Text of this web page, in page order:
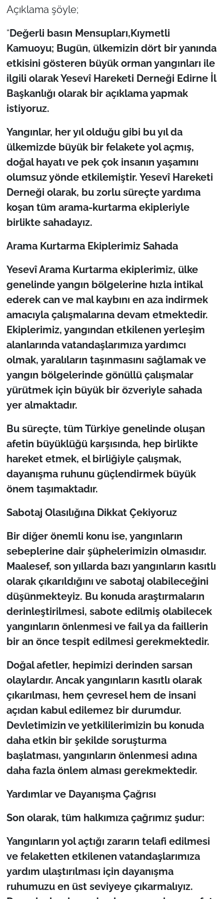
Açıklama şöyle;
“Değerli basın Mensupları,Kıymetli
Kamuoyu; Bugün, ülkemizin dört bir yanında
etkisini gösteren büyük orman yangınları ile
ilgili olarak Yesevî Hareketi Derneği Edirne İl
Başkanlığı olarak bir açıklama yapmak
istiyoruz.
Yangınlar, her yıl olduğu gibi bu yıl da
ülkemizde büyük bir felakete yol açmış,
doğal hayatı ve pek çok insanın yaşamını
olumsuz yönde etkilemiştir. Yesevî Hareketi
Derneği olarak, bu zorlu süreçte yardıma
koşan tüm arama-kurtarma ekipleriyle
birlikte sahadayız.
Arama Kurtarma Ekiplerimiz Sahada
Yesevî Arama Kurtarma ekiplerimiz, ülke
genelinde yangın bölgelerine hızla intikal
ederek can ve mal kaybını en aza indirmek
amacıyla çalışmalarına devam etmektedir.
Ekiplerimiz, yangından etkilenen yerleşim
alanlarında vatandaşlarımıza yardımcı
olmak, yaralıların taşınmasını sağlamak ve
yangın bölgelerinde gönüllü çalışmalar
yürütmek için büyük bir özveriyle sahada
yer almaktadır.
Bu süreçte, tüm Türkiye genelinde oluşan
afetin büyüklüğü karşısında, hep birlikte
hareket etmek, el birliğiyle çalışmak,
dayanışma ruhunu güçlendirmek büyük
önem taşımaktadır.
Sabotaj Olasılığına Dikkat Çekiyoruz
Bir diğer önemli konu ise, yangınların
sebeplerine dair şüphelerimizin olmasıdır.
Maalesef, son yıllarda bazı yangınların kasıtlı
olarak çıkarıldığını ve sabotaj olabileceğini
düşünmekteyiz. Bu konuda araştırmaların
derinleştirilmesi, sabote edilmiş olabilecek
yangınların önlenmesi ve fail ya da faillerin
bir an önce tespit edilmesi gerekmektedir.
Doğal afetler, hepimizi derinden sarsan
olaylardır. Ancak yangınların kasıtlı olarak
çıkarılması, hem çevresel hem de insani
açıdan kabul edilemez bir durumdur.
Devletimizin ve yetkililerimizin bu konuda
daha etkin bir şekilde soruşturma
başlatması, yangınların önlenmesi adına
daha fazla önlem alması gerekmektedir.
Yardımlar ve Dayanışma Çağrısı
Son olarak, tüm halkımıza çağrımız şudur:
Yangınların yol açtığı zararın telafi edilmesi
ve felaketten etkilenen vatandaşlarımıza
yardım ulaştırılması için dayanışma
ruhumuzu en üst seviyeye çıkarmalıyız.
Bölge
Güvenlik
Genel
Politika
Flaş Haber
Dış Haberler
Magazin
İş Dünyası
English News
Canlı Maç
Finans
Genel-A
Gündem-Eğitim